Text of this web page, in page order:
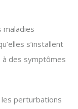
maladies
s’installent
à des symptômes
les perturbations